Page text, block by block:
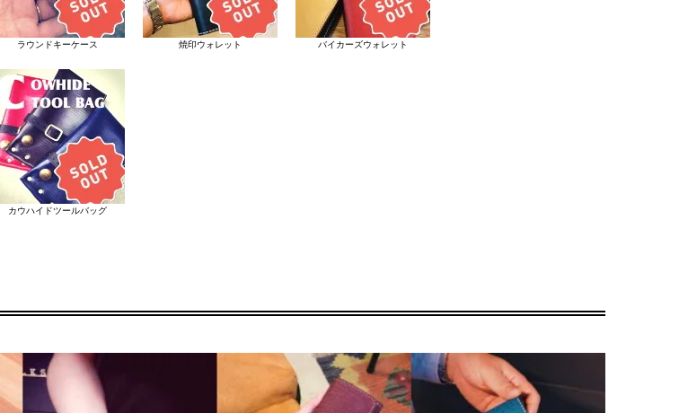
ラウンドキーケース 焼印ウォレット バイカーズウォレット
カウハイドツールバッグ